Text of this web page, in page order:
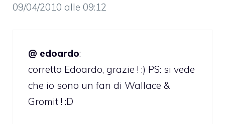
09/04/2010 alle 09:12
@ edoardo:
corretto Edoardo, grazie ! :) PS: si vede
che io sono un fan di Wallace &
Gromit ! :D